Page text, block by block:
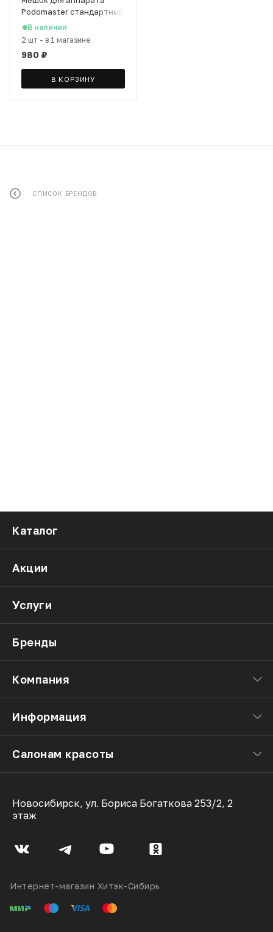
Podomaster стандартный
фиолетовый Maxi
В наличии
2 шт - в 1 магазине
980 ₽
В КОРЗИНУ
СПИСОК БРЕНДОВ
Каталог
Акции
Услуги
Бренды
Компания
Информация
Салонам красоты
Новосибирск, ул. Бориса Богаткова 253/2, 2
этаж
Интернет-магазин Хитэк-Сибирь